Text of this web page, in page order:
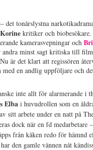
tonårslystna
kritiker och biobesökare.
kamerasvepningar och
minst sagt kritiska till
är det klart att regissören
med en andlig uppföljare och
inte allt för alarmerande i
Elbai huvudrollen som en
sitt arbete under en natt på
dock när en fd medarbetare
från kåken redo för hämnd
den gamle vännen nåt